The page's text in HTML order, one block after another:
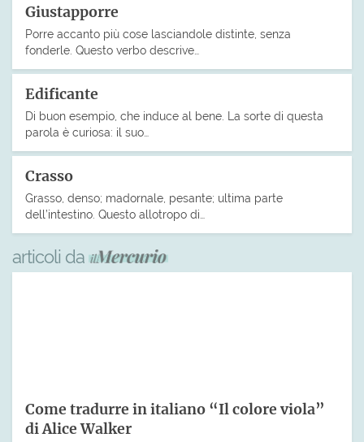
Giustapporre
Porre accanto più cose lasciandole distinte, senza
fonderle. Questo verbo descrive…
Edificante
Di buon esempio, che induce al bene. La sorte di questa
parola è curiosa: il suo…
Crasso
Grasso, denso; madornale, pesante; ultima parte
dell’intestino. Questo allotropo di…
articoli da
Come tradurre in italiano “Il colore viola”
di Alice Walker